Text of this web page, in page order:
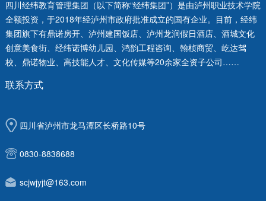
四川经纬教育管理集团（以下简称“经纬集团”）是由泸州职业技术学院
全额投资，于2018年经泸州市政府批准成立的国有企业。目前，经纬
集团旗下有鼎诺房开、泸州建国饭店、泸州龙涧假日酒店、酒城文化
创意美食街、经纬诺博幼儿园、鸿韵工程咨询、翰桢商贸、屹达驾
校、鼎诺物业、高技能人才、文化传媒等20余家全资子公司……
联系方式
四川省泸州市龙马潭区长桥路10号
0830-8838688
scjwjyjt@163.com